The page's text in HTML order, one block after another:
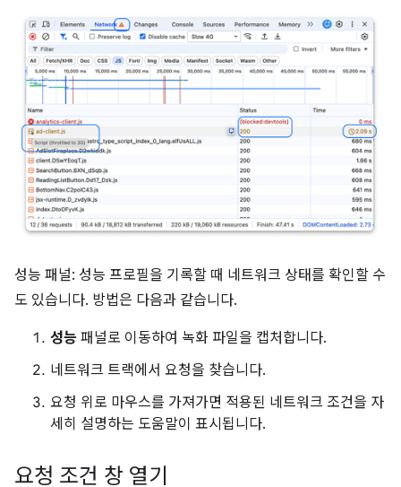
성능 패널: 성능 프로필을 기록할 때 네트워크 상태를 확인할 수
도 있습니다. 방법은 다음과 같습니다.
성능 패널로 이동하여 녹화 파일을 캡처합니다.
네트워크 트랙에서 요청을 찾습니다.
요청 위로 마우스를 가져가면 적용된 네트워크 조건을 자
세히 설명하는 도움말이 표시됩니다.
요청 조건 창 열기